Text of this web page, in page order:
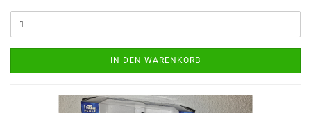
IN DEN WARENKORB